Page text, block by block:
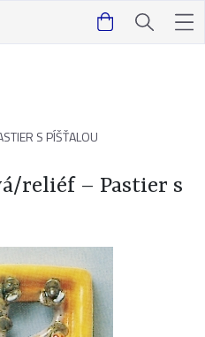
S PÍŠŤALOU
reliéf – Pastier s